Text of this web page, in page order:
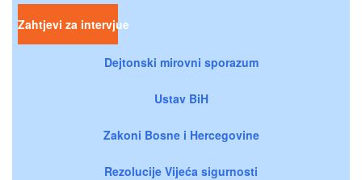
Zahtjevi za intervjue
Dejtonski mirovni sporazum
Ustav BiH
Zakoni Bosne i Hercegovine
Rezolucije Vijeća sigurnosti